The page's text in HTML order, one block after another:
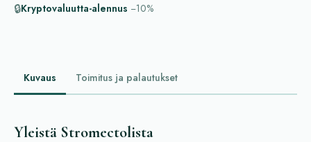
🔒Kryptovaluutta-alennus −10%
Kuvaus Toimitus ja palautukset
Yleistä Stromectolista